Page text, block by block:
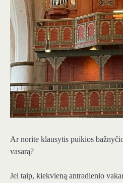
Ar norite klausytis puikios
vasarą?
Jei taip, kiekvieną antradienio